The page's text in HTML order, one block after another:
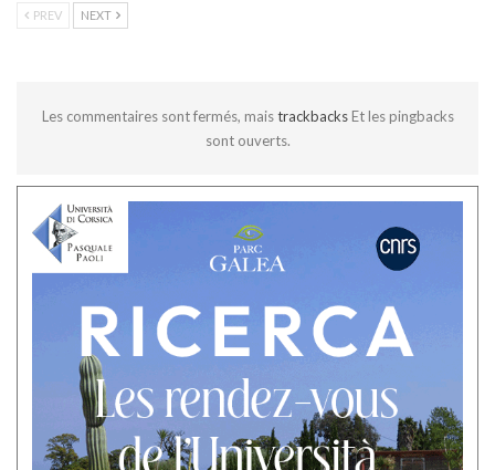
PREV NEXT
Les commentaires sont fermés, maistrackbacks Et les pingbacks
sont ouverts.